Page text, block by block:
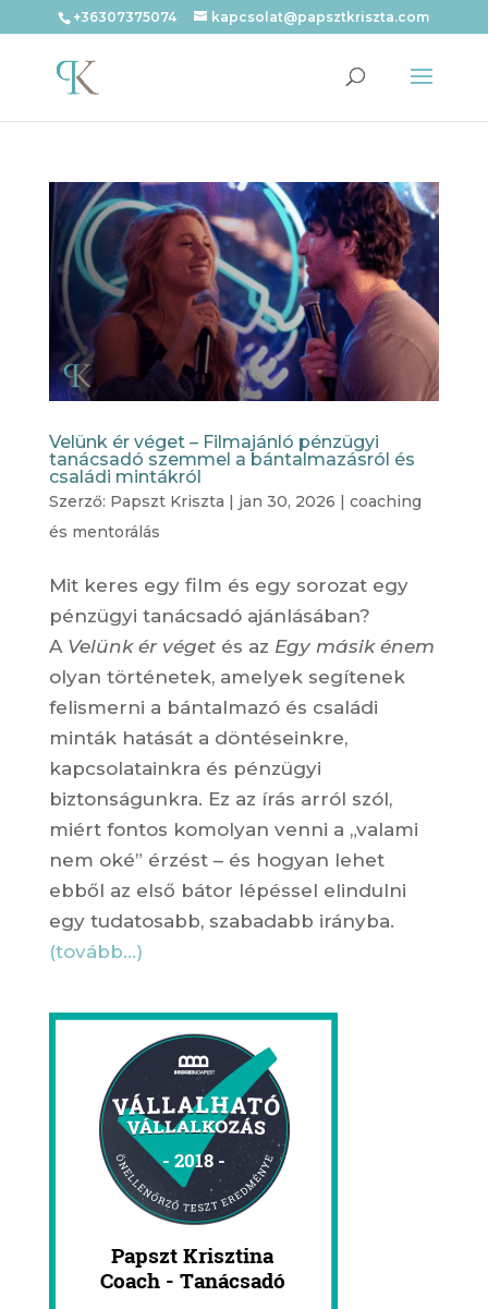
+36307375074 kapcsolat@papsztkriszta.com
Velünk ér véget – Filmajánló pénzügyi
tanácsadó szemmel a bántalmazásról és
családi mintákról
Szerző: Papszt Kriszta | jan 30, 2026 | coaching
és mentorálás
Mit keres egy film és egy sorozat egy
pénzügyi tanácsadó ajánlásában?
A Velünk ér végetés az Egy másik énem
olyan történetek, amelyek segítenek
felismerni a bántalmazó és családi
minták hatását a döntéseinkre,
kapcsolatainkra és pénzügyi
biztonságunkra. Ez az írás arról szól,
miért fontos komolyan venni a „valami
nem oké” érzést – és hogyan lehet
ebből az első bátor lépéssel elindulni
egy tudatosabb, szabadabb irányba.
(tovább…)